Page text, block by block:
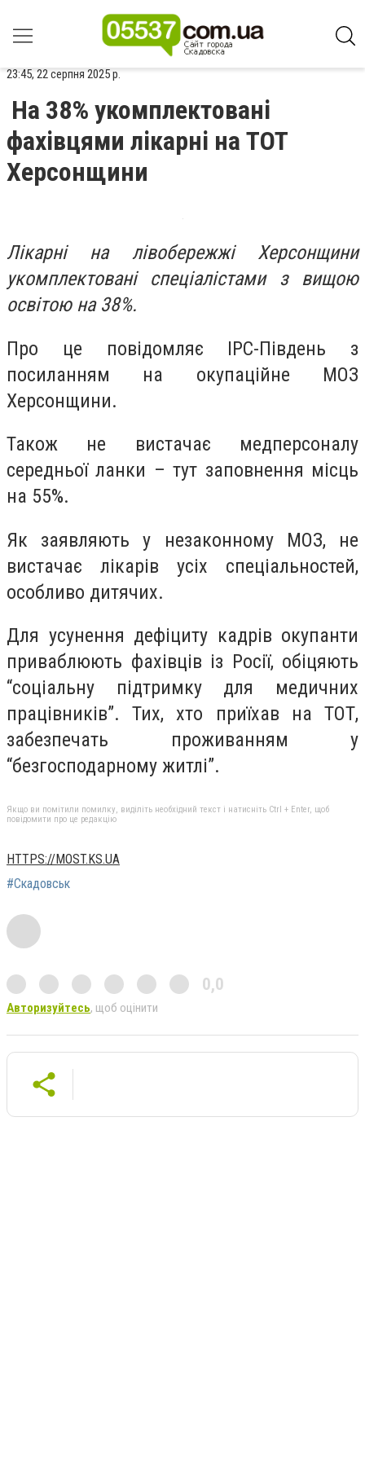
23:45, 22 серпня 2025 р.
На 38% укомплектовані
фахівцями лікарні на ТОТ
Херсонщини
Лікарні на лівобережжі Херсонщини
укомплектовані спеціалістами з вищою
освітою на 38%.
Про це повідомляє ІРС-Південь з
посиланням на окупаційне МОЗ
Херсонщини.
Також не вистачає медперсоналу
середньої ланки – тут заповнення місць
на 55%.
Як заявляють у незаконному МОЗ, не
вистачає лікарів усіх спеціальностей,
особливо дитячих.
Для усунення дефіциту кадрів окупанти
приваблюють фахівців із Росії, обіцяють
“соціальну підтримку для медичних
працівників”. Тих, хто приїхав на ТОТ,
забезпечать проживанням у
“безгосподарному житлі”.
Якщо ви помітили помилку, виділіть необхідний текст і натисніть Ctrl + Enter, щоб
повідомити про це редакцію
HTTPS://MOST.KS.UA
#Скадовськ
0,0
Авторизуйтесь, щоб оцінити